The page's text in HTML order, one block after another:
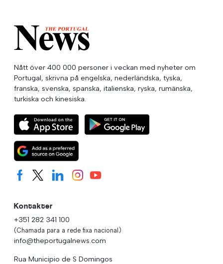
Nått över 400 000 personer i veckan med nyheter om
Portugal, skrivna på engelska, nederländska, tyska,
franska, svenska, spanska, italienska, ryska, rumänska,
turkiska och kinesiska.
Kontakter
+351 282 341 100
(Chamada para a rede fixa nacional)
info@theportugalnews.com
Rua Municipio de S Domingos